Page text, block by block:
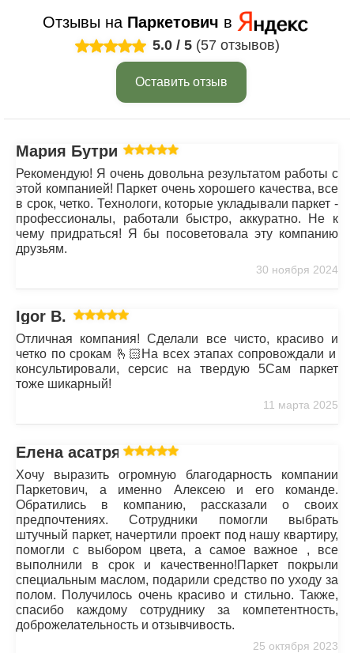
Отзывы на Паркетович в
5.0 / 5 (57 отзывов)
Оставить отзыв
Мария Бутрим
Рекомендую! Я очень довольна результатом работы с
этой компанией! Паркет очень хорошего качества, все
в срок, четко. Технологи, которые укладывали паркет -
профессионалы, работали быстро, аккуратно. Не к
чему придраться! Я бы посоветовала эту компанию
друзьям.
30 ноября 2024
Igor B.
Отличная компания! Сделали все чисто, красиво и
четко по срокам 🫰🏻На всех этапах сопровождали и
консультировали, серсис на твердую 5Сам паркет
тоже шикарный!
11 марта 2025
Елена асатрян
Хочу выразить огромную благодарность компании
Паркетович, а именно Алексею и его команде.
Обратились в компанию, рассказали о своих
предпочтениях. Сотрудники помогли выбрать
штучный паркет, начертили проект под нашу квартиру,
помогли с выбором цвета, а самое важное , все
выполнили в срок и качественно!Паркет покрыли
специальным маслом, подарили средство по уходу за
полом. Получилось очень красиво и стильно. Также,
спасибо каждому сотруднику за компетентность,
доброжелательность и отзывчивость.
25 октября 2023